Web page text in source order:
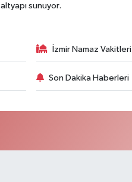
altyapı sunuyor.
İzmir Namaz Vakitleri
Son Dakika Haberleri